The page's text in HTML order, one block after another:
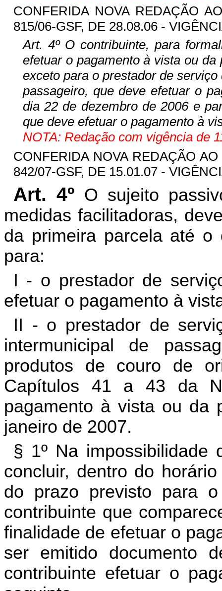
CONFERIDA NOVA REDAÇÃO
815/06-GSF, DE 28.08.06 -
Art. 4º O contribuinte, para
efetuar o pagamento à vista ou
exceto para o prestador de
passageiro, que deve efetuar o
dia 22 de dezembro de 2006 e
que deve efetuar o pagamento à
NOTA: Redação com vigência de
CONFERIDA NOVA REDAÇÃO AO
842/07-GSF, DE 15.01.07 -
Art. 4º O sujeito
medidas facilitadoras,
da primeira parcela até
para:
I - o prestador de
efetuar o pagamento à
II - o prestador de
intermunicipal de
produtos de couro de
Capítulos 41 a 43 da
pagamento à vista ou da
janeiro de 2007.
§ 1º Na impossibilidade
concluir, dentro do
do prazo previsto para
contribuinte que
finalidade de efetuar o
ser emitido documento
contribuinte efetuar o